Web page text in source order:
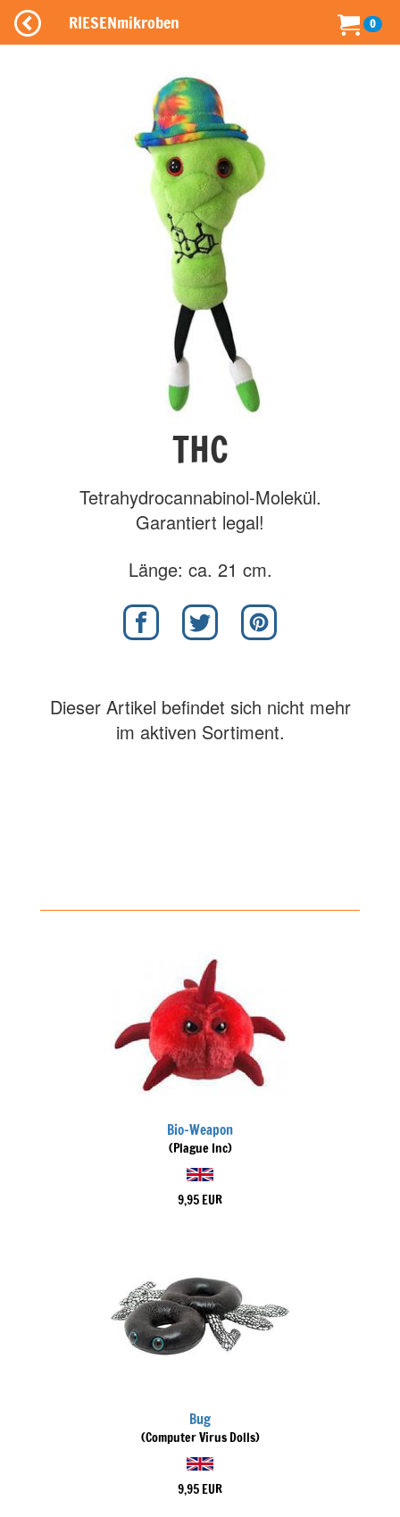
RIESENmikroben 0
THC
Tetrahydrocannabinol-Molekül.
Garantiert legal!
Länge: ca. 21 cm.
Dieser Artikel befindet sich nicht mehr
im aktiven Sortiment.
Bio-Weapon
(Plague Inc)
9,95 EUR
Bug
(Computer Virus Dolls)
9,95 EUR